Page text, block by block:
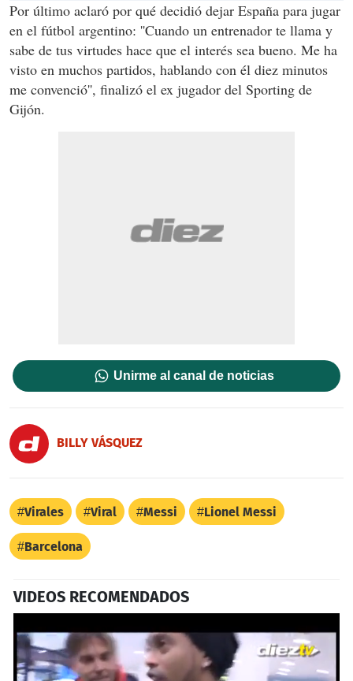
Por último aclaró por qué decidió dejar España para jugar
en el fútbol argentino: ''Cuando un entrenador te llama y
sabe de tus virtudes hace que el interés sea bueno. Me ha
visto en muchos partidos, hablando con él diez minutos
me convenció'', finalizó el ex jugador del Sporting de
Gijón.
Unirme al canal de noticias
BILLY VÁSQUEZ
Virales Viral Messi Lionel Messi
Barcelona
VIDEOS RECOMENDADOS